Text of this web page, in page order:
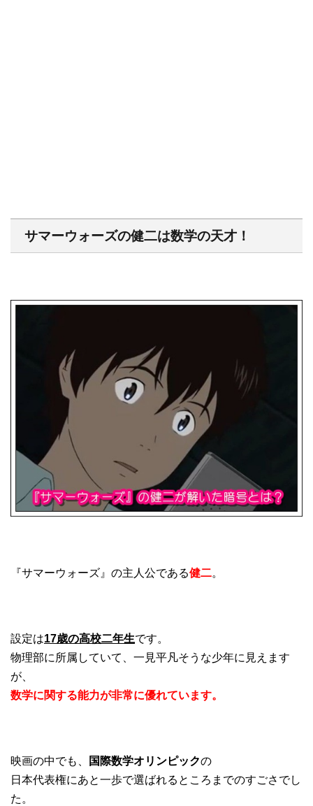
サマーウォーズの健二は数学の天才！
『サマーウォーズ』の主人公である健二。
設定は17歳の高校二年生です。
物理部に所属していて、一見平凡そうな少年に見えます
が、
数学に関する能力が非常に優れています。
映画の中でも、 国際数学オリンピックの
日本代表権にあと一歩で選ばれるところまでのすごさでし
た。